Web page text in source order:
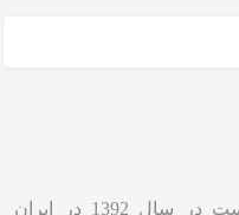
شرکت اوج آزما پلاست در سال 1392 در ایران